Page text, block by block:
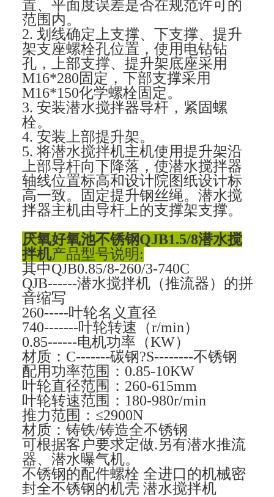
置、平面度误差是否在规范许可的
范围内。
2. 划线确定上支撑、下支撑、提升
架支座螺栓孔位置，使用电钻钻
孔，上部支撑、提升架底座采用
M16*280固定，下部支撑采用
M16*150化学螺栓固定。
3. 安装潜水搅拌器导杆，紧固螺
栓。
4. 安装上部提升架。
5. 将潜水搅拌机主机使用提升架沿
上部导杆向下降落，使潜水搅拌器
轴线位置标高和设计院图纸设计标
高一致。固定提升钢丝绳。潜水搅
拌器主机由导杆上的支撑架支撑。
厌氧好氧池不锈钢QJB1.5/8潜水搅
拌机产品型号说明:
其中QJB0.85/8-260/3-740C
QJB------潜水搅拌机（推流器）的拼
音缩写
260-----叶轮名义直径
740-------叶轮转速（r/min）
0.85------电机功率（KW）
材质：C-------碳钢?S--------不锈钢
配用功率范围：0.85-10KW
叶轮直径范围：260-615mm
叶轮转速范围：180-980r/min
推力范围：≤2900N
材质：铸铁/铸造全不锈钢
可根据客户要求定做.另有潜水推流
器、潜水曝气机。
不锈钢的配件螺栓 全进口的机械密
封全不锈钢的机壳 潜水搅拌机